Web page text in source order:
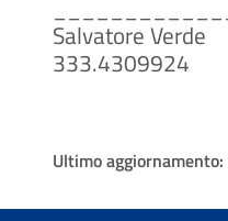
Salvatore Verde
333.4309924
Ultimo aggiornamento: